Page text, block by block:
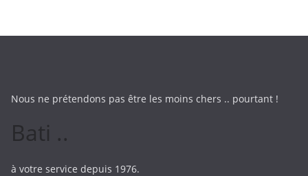
Nous ne prétendons pas être les moins chers .. pourtant !
Bati ..
à votre service depuis 1976.